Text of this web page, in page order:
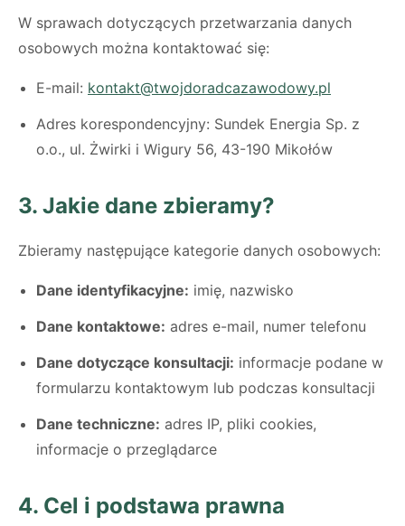
W sprawach dotyczących przetwarzania danych
osobowych można kontaktować się:
E-mail: kontakt@twojdoradcazawodowy.pl
Adres korespondencyjny: Sundek Energia Sp. z
o.o., ul. Żwirki i Wigury 56, 43-190 Mikołów
3. Jakie dane zbieramy?
Zbieramy następujące kategorie danych osobowych:
Dane identyfikacyjne: imię, nazwisko
Dane kontaktowe: adres e-mail, numer telefonu
Dane dotyczące konsultacji: informacje podane w
formularzu kontaktowym lub podczas konsultacji
Dane techniczne: adres IP, pliki cookies,
informacje o przeglądarce
4. Cel i podstawa prawna